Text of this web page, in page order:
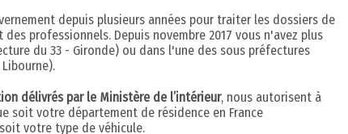
depuis plusieurs années pour traiter les dossiers de
professionnels. Depuis novembre 2017 vous n'avez plus
du 33 - Gironde) ou dans l'une des sous préfectures
délivrés par le Ministère de l’intérieur, nous autorisent à
soit votre département de résidence en France
votre type de véhicule.